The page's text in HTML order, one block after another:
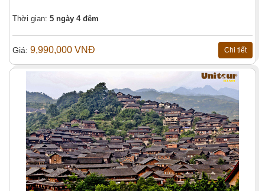
Thời gian: 5 ngày 4 đêm
Giá: 9,990,000 VNĐ Chi tiết